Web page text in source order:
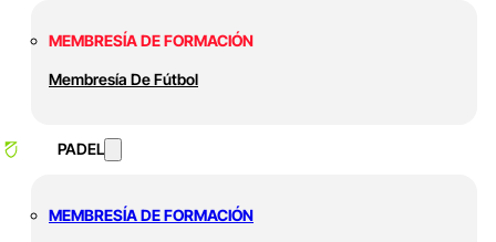
MEMBRESÍA DE FORMACIÓN
Membresía De Fútbol
PADEL
MEMBRESÍA DE FORMACIÓN